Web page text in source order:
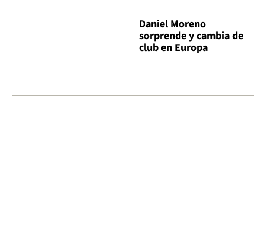
Daniel Moreno
sorprende y cambia de
club en Europa